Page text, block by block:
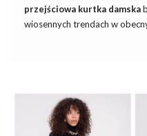
przejściowa kurtka damska
wiosennych trendach w
stylizacjach.Znany polski
duże zainteresowanie wśród
perełki, które z pewnością